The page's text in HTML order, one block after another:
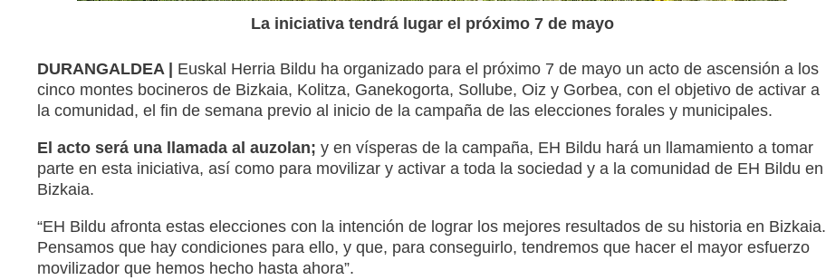
La iniciativa tendrá lugar el próximo 7 de mayo
DURANGALDEA |
Euskal Herria Bildu ha organizado para el próximo 7 de mayo un acto de ascensión a los
cinco montes bocineros de Bizkaia, Kolitza, Ganekogorta, Sollube, Oiz y Gorbea, con el objetivo de activar a
la comunidad, el fin de semana previo al inicio de la campaña de las elecciones forales y municipales.
El acto será una llamada al auzolan; y en vísperas de la campaña, EH Bildu hará un llamamiento a tomar
parte en esta iniciativa, así como para movilizar y activar a toda la sociedad y a la comunidad de EH Bildu en
Bizkaia.
“EH Bildu afronta estas elecciones con la intención de lograr los mejores resultados de su historia en Bizkaia.
Pensamos que hay condiciones para ello, y que, para conseguirlo, tendremos que hacer el mayor esfuerzo
movilizador que hemos hecho hasta ahora”.